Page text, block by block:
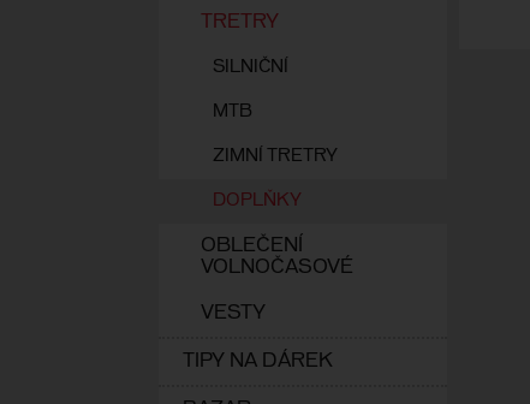
TRETRY
SILNIČNÍ
MTB
ZIMNÍ TRETRY
DOPLŇKY
OBLEČENÍ
VOLNOČASOVÉ
VESTY
TIPY NA DÁREK